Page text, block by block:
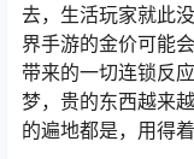
去，生活玩家就此
界手游的金价可能
带来的一切连锁反
梦，贵的东西越来
的遍地都是，用得